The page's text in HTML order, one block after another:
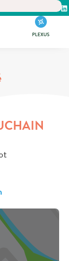
PLEXUS